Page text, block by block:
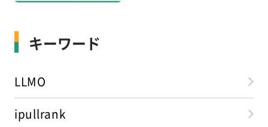
キーワード
LLMO
ipullrank